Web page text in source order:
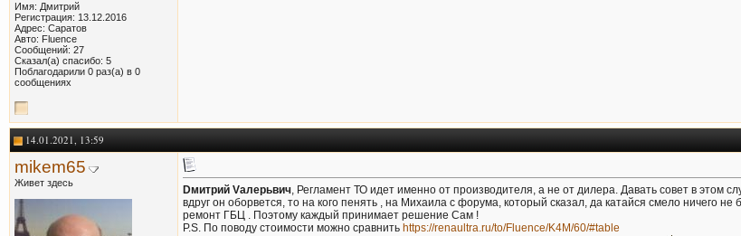
Имя: Дмитрий
Регистрация: 13.12.2016
Адрес: Саратов
Авто: Fluence
Сообщений: 27
Сказал(а) спасибо: 5
Поблагодарили 0 раз(а) в 0
сообщениях
14.01.2021, 13:59
mikem65
Живет здесь
Dмитрий Vалерьвич, Регламент ТО идет именно от производителя, а не от дилера. Давать совет в этом
вдруг он оборвется, то на кого пенять , на Михаила с форума, который сказал, да катайся смело
ремонт ГБЦ . Поэтому каждый принимает решение Сам !
P.S. По поводу стоимости можно сравнить https://renaultra.ru/to/Fluence/K4M/60/#table